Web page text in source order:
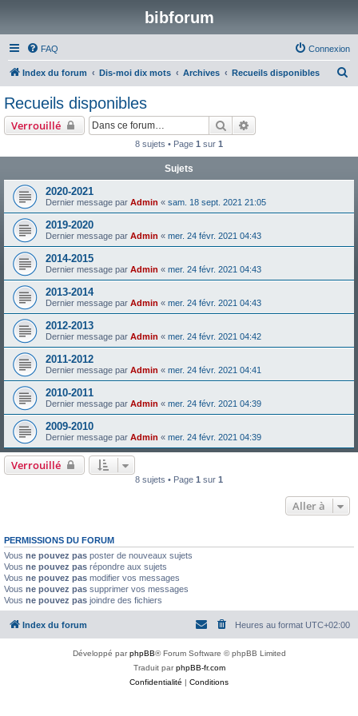
bibforum
FAQ Connexion
Index du forum Dis-moi dix mots Archives Recueils disponibles
r
Recueils disponibles
Verrouillé Rechercher
8 sujets • Page 1 sur 1
Sujets
2020-2021
Dernier message par Admin « sam. 18 sept. 2021 21:05
2019-2020
Dernier message par Admin « mer. 24 févr. 2021 04:43
2014-2015
Dernier message par Admin « mer. 24 févr. 2021 04:43
2013-2014
Dernier message par Admin « mer. 24 févr. 2021 04:43
2012-2013
Dernier message par Admin « mer. 24 févr. 2021 04:42
2011-2012
Dernier message par Admin « mer. 24 févr. 2021 04:41
2010-2011
Dernier message par Admin « mer. 24 févr. 2021 04:39
2009-2010
Dernier message par Admin « mer. 24 févr. 2021 04:39
Verrouillé
8 sujets • Page 1 sur 1
Aller à
PERMISSIONS DU FORUM
Vous ne pouvez pas poster de nouveaux sujets
Vous ne pouvez pas répondre aux sujets
Vous ne pouvez pas modifier vos messages
Vous ne pouvez pas supprimer vos messages
Vous ne pouvez pas joindre des fichiers
Index du forum Heures au format UTC+02:00
Développé parphpBB® Forum Software © phpBB Limited
Traduit parphpBB-fr.com
Confidentialité | Conditions